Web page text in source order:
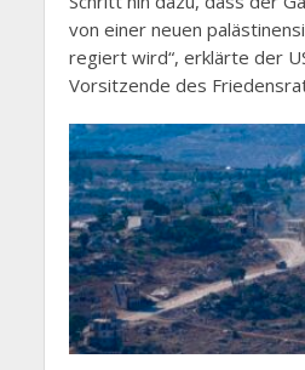
von einer neuen
regiert wird“, erklärte der
Vorsitzende des